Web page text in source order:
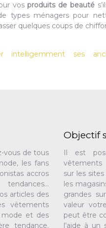
vos produits de beauté
types ménagers pour
quelques coups de
intelligemment ses
vous de tous
les fans
accros
articles des
vêtements
mode et des
tendance.
Objectif
Il est
vêtements
sur les
les
grandes
valeur
peut être
l’aide à un